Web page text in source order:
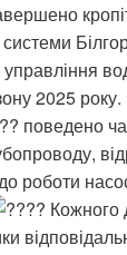
2025
поведено
роботи
Кожного